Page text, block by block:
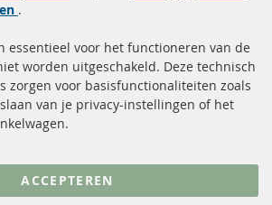
Verzendingskosten
Contact
Annuleer contract
.
essentieel voor het functioneren van de
worden uitgeschakeld. Deze technisch
zorgen voor basisfunctionaliteiten zoals
van je privacy-instellingen of het
ACCEPTEREN